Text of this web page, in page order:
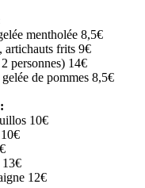
mentholée 8,5€
artichauts frits 9€
personnes) 14€
de pommes 8,5€
10€
13€
12€